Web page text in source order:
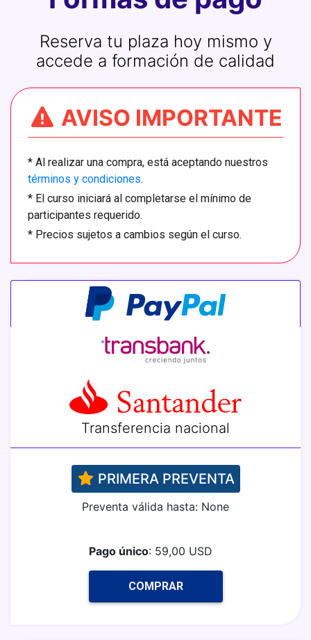
Reserva tu plaza hoy mismo y
accede a formación de calidad
AVISO IMPORTANTE
* Al realizar una compra, está aceptando nuestros
términos y condiciones.
* El curso iniciará al completarse el mínimo de
participantes requerido.
* Precios sujetos a cambios según el curso.
Transferencia nacional
PRIMERA PREVENTA
Preventa válida hasta: None
Pago único: 59,00 USD
COMPRAR